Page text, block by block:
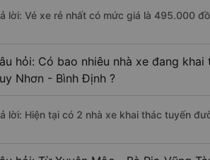
lời: Vé xe rẻ nhất có mức giá là 495.000
hỏi: Có bao nhiêu nhà xe đang
Nhơn - Bình Định ?
lời: Hiện tại có 2 nhà xe khai thác tuyến